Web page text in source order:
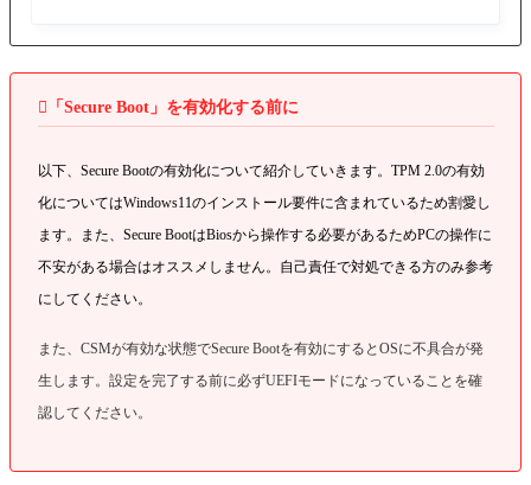
 「Secure Boot」を有効化する前に
以下、Secure Bootの有効化について紹介していきます。TPM 2.0の有効
化についてはWindows11のインストール要件に含まれているため割愛し
ます。また、Secure BootはBiosから操作する必要があるためPCの操作に
不安がある場合はオススメしません。自己責任で対処できる方のみ参考
にしてください。
また、CSMが有効な状態でSecure Bootを有効にするとOSに不具合が発
生します。設定を完了する前に必ずUEFIモードになっていることを確
認してください。